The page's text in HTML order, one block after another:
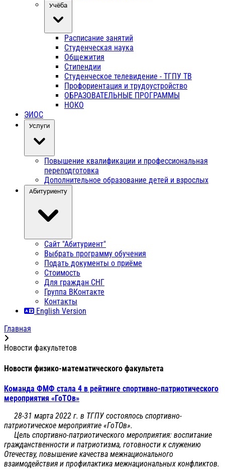
Учёба
Расписание занятий
Студенческая наука
Общежития
Стипендии
Студенческое телевидение - ТГПУ ТВ
Профориентация и трудоустройство
ОБРАЗОВАТЕЛЬНЫЕ ПРОГРАММЫ
НОКО
ЭИОС
Услуги
Повышение квалификации и профессиональная
переподготовка
Дополнительное образование детей и взрослых
Абитуриенту
Сайт "Абитуриент"
Выбрать программу обучения
Подать документы о приёме
Стоимость
Для граждан СНГ
Группа ВКонтакте
Контакты
English Version
Главная
Новости факультетов
Новости физико-математического факультета
Команда ФМФ стала 4 в рейтинге спортивно-патриотического
мероприятия «ГоТОв»
28-31 марта 2022 г. в ТГПУ состоялось спортивно-
патриотическое мероприятие «ГоТОв».
Цель спортивно-патриотического мероприятия: воспитание
гражданственности и патриотизма, готовности к служению
Отечеству, повышение качества межнационального
взаимодействия и профилактика межнациональных конфликтов.